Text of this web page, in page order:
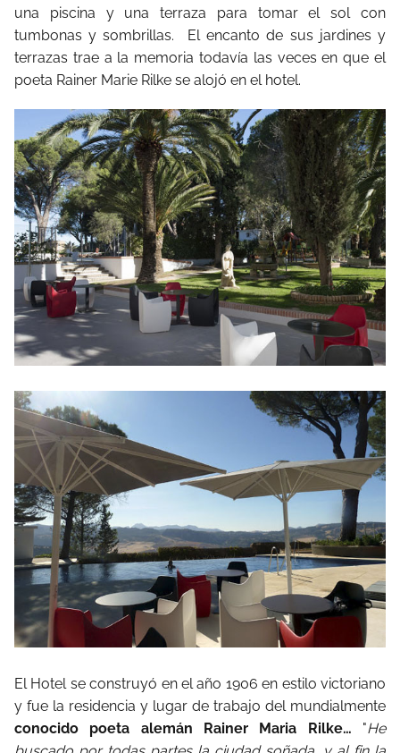
una piscina y una terraza para tomar el sol con
tumbonas y sombrillas.
El encanto de sus jardines y
terrazas trae a la memoria todavía las veces en que el
poeta Rainer Marie Rilke se alojó en el hotel.
El Hotel se construyó en el año 1906 en estilo victoriano
y fue la residencia y lugar de trabajo del mundialmente
conocido poeta alemán Rainer Maria Rilke… "He